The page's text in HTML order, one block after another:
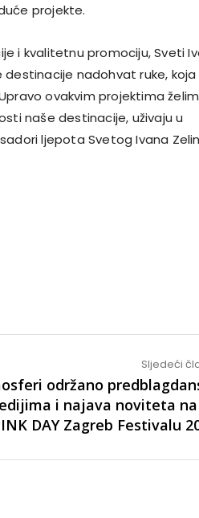
projekte.
i kvalitetnu promociju, Sveti
nadohvat ruke, koja
ovakvim projektima
naše destinacije, uživaju u
ljepota Svetog Ivana
Sljedeći
održano
i najava noviteta na
DAY Zagreb Festivalu